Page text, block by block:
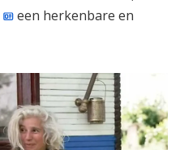
een herkenbare en